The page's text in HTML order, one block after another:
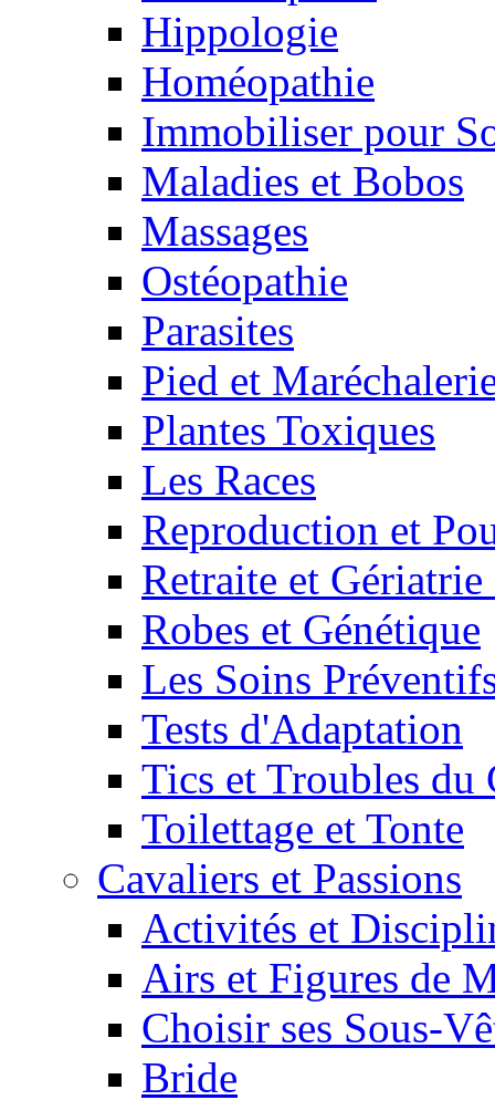
Hippologie
Homéopathie
Immobiliser pour
Maladies et Bobos
Massages
Ostéopathie
Parasites
Pied et
Plantes Toxiques
Les Races
Reproduction et
Retraite et
Robes et Génétique
Les Soins
Tests d'Adaptation
Tics et Troubles du
Toilettage et Tonte
Cavaliers et Passions
Activités et
Airs et Figures de
Choisir ses Sous-
Bride